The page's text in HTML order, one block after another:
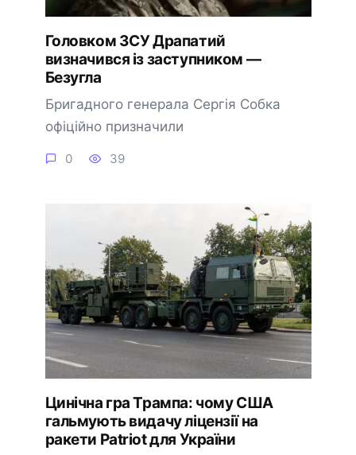
Головком ЗСУ Драпатий
визначився із заступником —
Безугла
Бригадного генерала Сергія Собка
офіційно призначили
0 39
Цинічна гра Трампа: чому США
гальмують видачу ліцензії на
ракети Patriot для України